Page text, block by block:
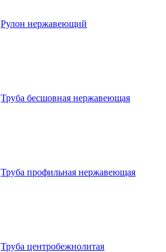
Рулон нержавеющий
Труба бесшовная нержавеющая
Труба профильная нержавеющая
Труба центробежнолитая